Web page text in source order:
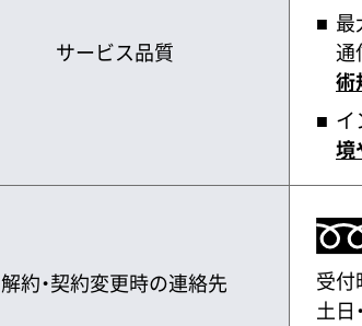
サービス品質
最
通
術
イ
境
解約・契約変更時の連絡先
受付
土日